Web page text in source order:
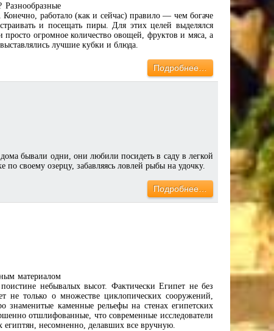
Разнообразные
Конечно, работало (как и сейчас) правило — чем богаче
и посещать пиры. Для этих целей выделялся
огромное количество овощей, фруктов и мяса, а
лучшие кубки и блюда.
Подробнее…
бывали одни, они любили посидеть в саду в легкой
своему озерцу, забавляясь ловлей рыбы на удочку.
Подробнее…
материалом
небывалых высот. Фактически Египет не без
не только о множестве циклопических сооружений,
каменные рельефы на стенах египетских
отшлифованные, что современные исследователи
несомненно, делавших все вручную.